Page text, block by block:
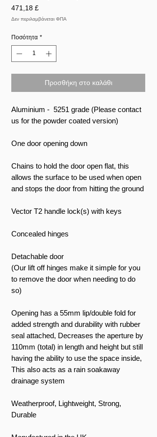
471,18 £
Δεν περιλαμβάνεται ΦΠΑ
Ποσότητα *
Προσθήκη στο καλάθι
Aluminium - 5251 grade (Please contact
us for the powder coated version)
One door opening down
Chains to hold the door open flat, this
allows the surface to be used when open
and stops the door from hitting the ground
Vector T2 handle lock(s) with keys
Concealed hinges
Detachable door
(Our lift off hinges make it simple for you
to remove the door when needing to do
so)
Opening has a 55mm lip/double fold for
added strength and durability with rubber
seal attached, Decreases the aperture by
110mm (total) in length and height but still
having the ability to use the space inside,
This also acts as a rain soakaway
drainage system
Weatherproof, Lightweight, Strong,
Durable